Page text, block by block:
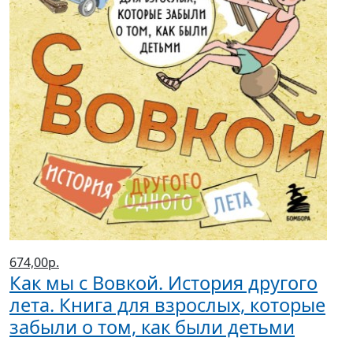
674,00р.
Как мы с Вовкой. История другого
лета. Книга для взрослых, которые
забыли о том, как были детьми